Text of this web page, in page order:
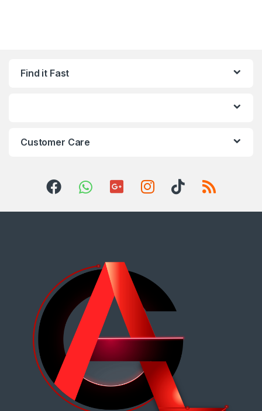
Find it Fast
Customer Care